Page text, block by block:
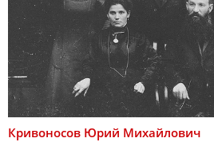
Кривоносов Юрий Михайлович